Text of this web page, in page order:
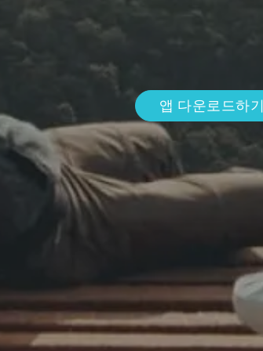
앱 다운로드하기